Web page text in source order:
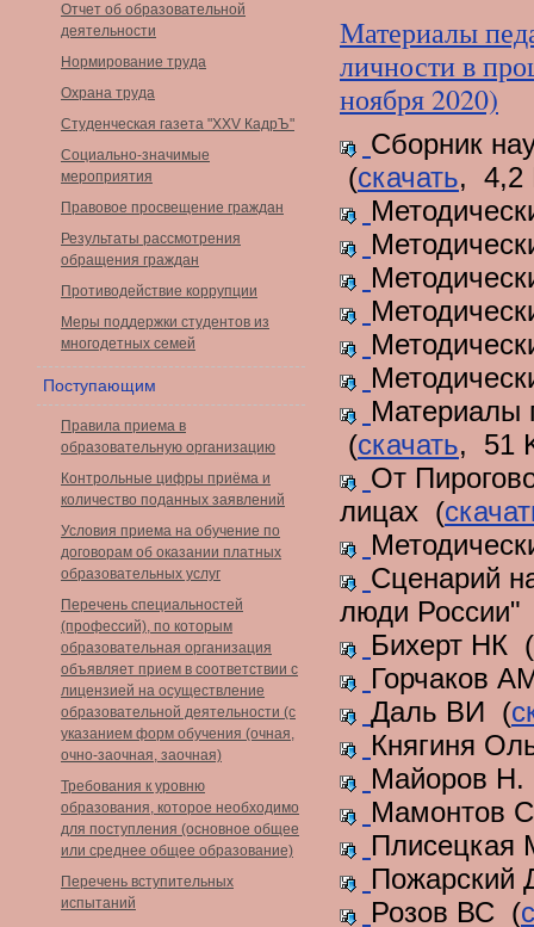
Отчет об образовательной
деятельности
Нормирование труда
Охрана труда
Студенческая газета "XXV КадрЪ"
Социально-значимые
мероприятия
Правовое просвещение граждан
Результаты рассмотрения
обращения граждан
Противодействие коррупции
Меры поддержки студентов из
многодетных семей
Поступающим
Правила приема в
образовательную организацию
Контрольные цифры приёма и
количество поданных заявлений
Условия приема на обучение по
договорам об оказании платных
образовательных услуг
Перечень специальностей
(профессий), по которым
образовательная организация
объявляет прием в соответствии с
лицензией на осуществление
образовательной деятельности (с
указанием форм обучения (очная,
очно-заочная, заочная)
Требования к уровню
образования, которое необходимо
для поступления (основное общее
или среднее общее образование)
Перечень вступительных
испытаний
Материалы
личности в
ноября 2020)
Сборник
(скачать, 4,2
Материалы
(скачать, 51
От
лицах (
Сценарий
люди
Бихерт НК (
Горчаков
Даль ВИ (
Княгиня
Майоров
Мамонтов
Плисецкая
Пожарский
Розов ВС (